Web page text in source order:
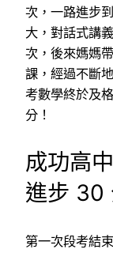
次，一路進步
大，對話式講
次，後來媽媽
課，經過不斷
考數學終於及
分！
成功高
進步 30
第一次段考結